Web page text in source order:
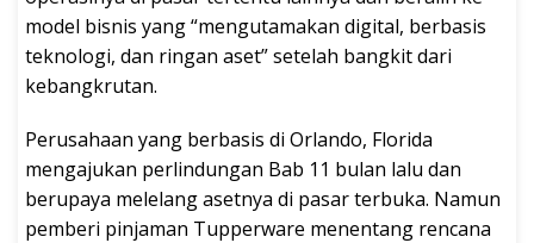
model bisnis yang “mengutamakan digital, berbasis
teknologi, dan ringan aset” setelah bangkit dari
kebangkrutan.
Perusahaan yang berbasis di Orlando, Florida
mengajukan perlindungan Bab 11 bulan lalu dan
berupaya melelang asetnya di pasar terbuka. Namun
pemberi pinjaman Tupperware menentang rencana